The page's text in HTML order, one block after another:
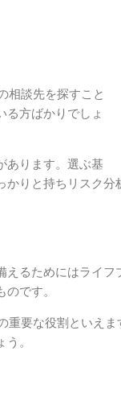
相談先を探すこと
る方ばかりでしょ
あります。選ぶ基
りと持ちリスク分
るためにはライ
です。
重要な役割といえ
。